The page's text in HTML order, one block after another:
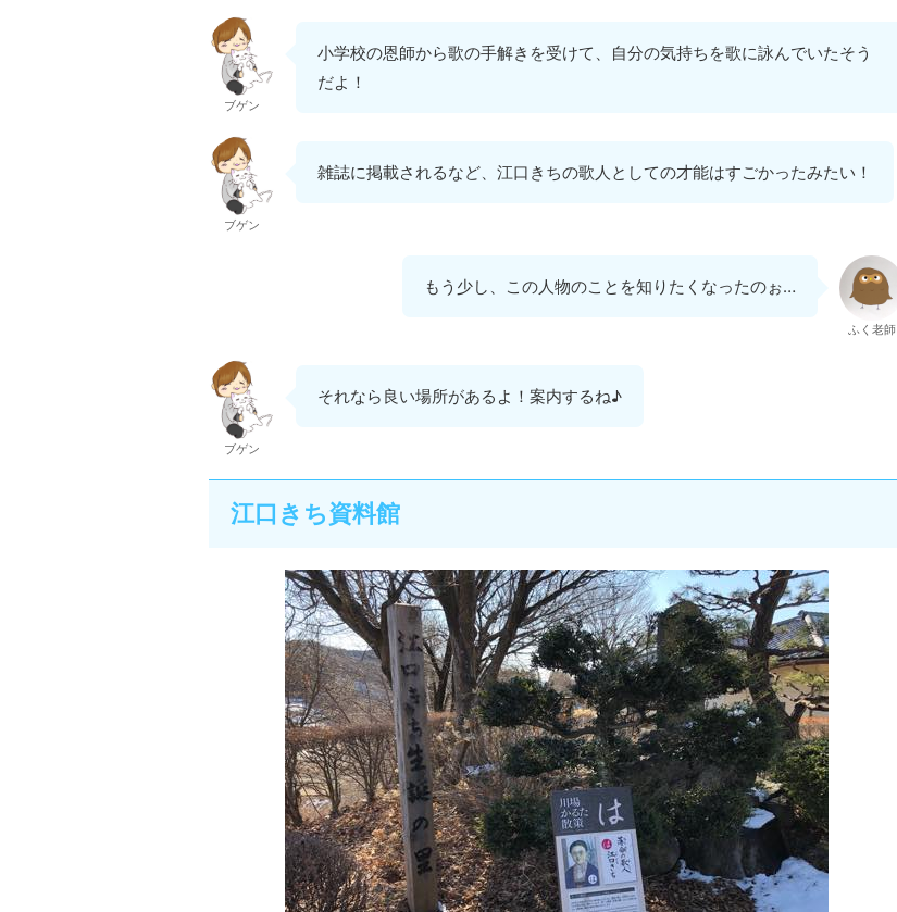
ブゲン
小学校の恩師から歌の手解きを受けて、自分の気持ちを歌に詠んでいたそう
だよ！
ブゲン
雑誌に掲載されるなど、江口きちの歌人としての才能はすごかったみたい！
もう少し、この人物のことを知りたくなったのぉ…
ふく老師
ブゲン
それなら良い場所があるよ！案内するね♪
江口きち資料館